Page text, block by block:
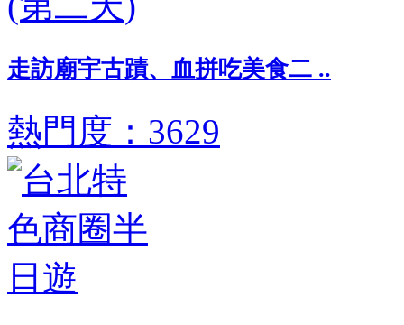
走訪廟宇古蹟、血拼吃美食二 ..
熱門度：3629